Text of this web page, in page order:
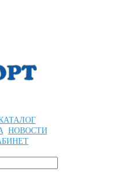
НОВОСТИ